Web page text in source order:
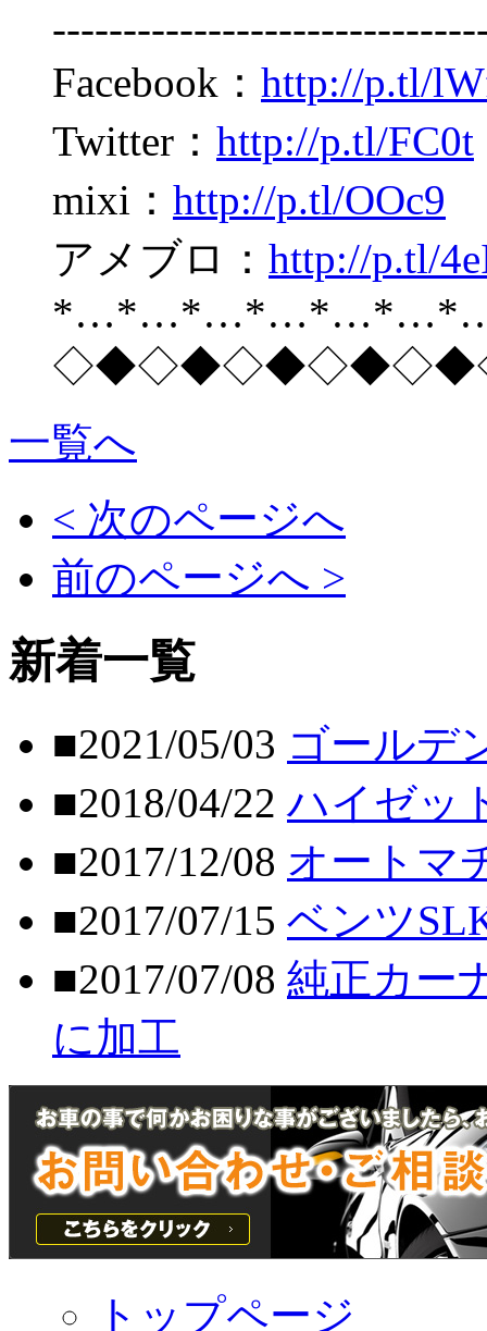
Facebook： http://p.tl/
Twitter： http://p.tl/FC0t
mixi： http://p.tl/OOc9
アメブロ： http://p.tl/
一覧へ
< 次のページへ
前のページへ >
新着一覧
■2021/05/03 ゴールデ
■2018/04/22 ハイゼッ
■2017/12/08 オートマ
■2017/07/15 ベンツ
■2017/07/08 純正カー
に加工
トップページ